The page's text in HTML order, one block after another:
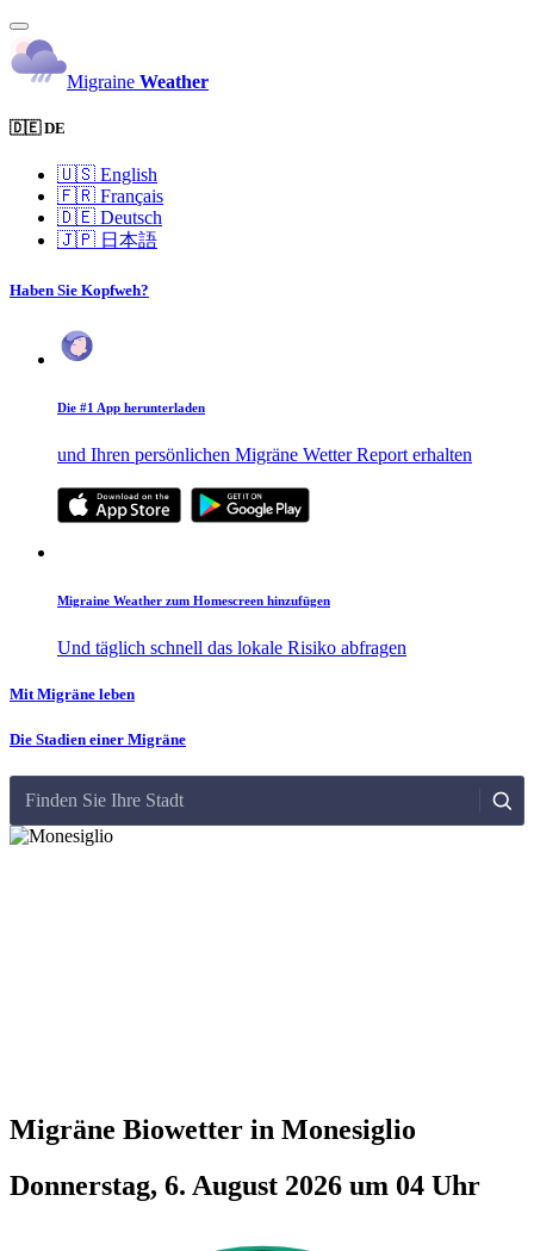
Migraine Weather
🇩🇪 DE
🇺🇸 English
🇫🇷 Français
🇩🇪 Deutsch
🇯🇵 日本語
Haben Sie Kopfweh?
Die #1 App herunterladen
und Ihren persönlichen Migräne Wetter Report erhalten
Migraine Weather zum Homescreen hinzufügen
Und täglich schnell das lokale Risiko abfragen
Mit Migräne leben
Die Stadien einer Migräne
Finden Sie Ihre Stadt
Migräne Biowetter in Monesiglio
Donnerstag, 6. August 2026 um 04 Uhr